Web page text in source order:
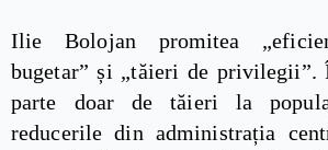
Ilie Bolojan promitea
bugetar” și „tăieri de privilegii”.
parte doar de tăieri la
reducerile din administrația